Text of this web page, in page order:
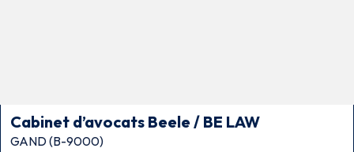
Cabinet d’avocats Beele / BE LAW
GAND (B-9000)